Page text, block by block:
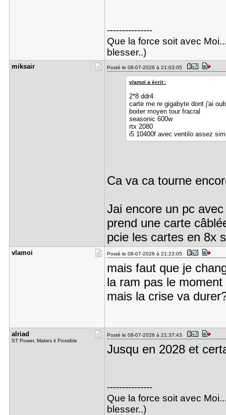
---------------
Que la force soit avec
blesser..)
miksair Posté le 08-07-2026 à 21:03:05
vlamoi a écrit :
2*8 ddr4
carte me re gigabyte dont j'ai
boiter moyen tour fracral
seasonic 600w
rtx 2080
i5 10400f avec ventilo assez
Ca va ca tourne
Jai encore un pc
prend une carte
pcie les cartes en 8x
vlamoi Posté le 08-07-2026 à 21:23:05
mais faut que je
la ram pas le moment
mais la crise va
alriad
ST Power, Makes it Possible
Posté le 08-07-2026 à 21:37:43
Jusqu en 2028 et
---------------
Que la force soit avec
blesser..)